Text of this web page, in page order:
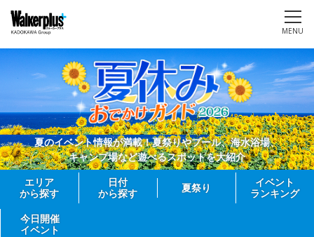
MENU
夏のイベント情報が満載！夏祭りやプール、海水浴場、
キャンプ場など遊べるスポットを大紹介
エリア
から探す
日付
から探す
夏祭り
イベント
ランキング
今日開催
イベント